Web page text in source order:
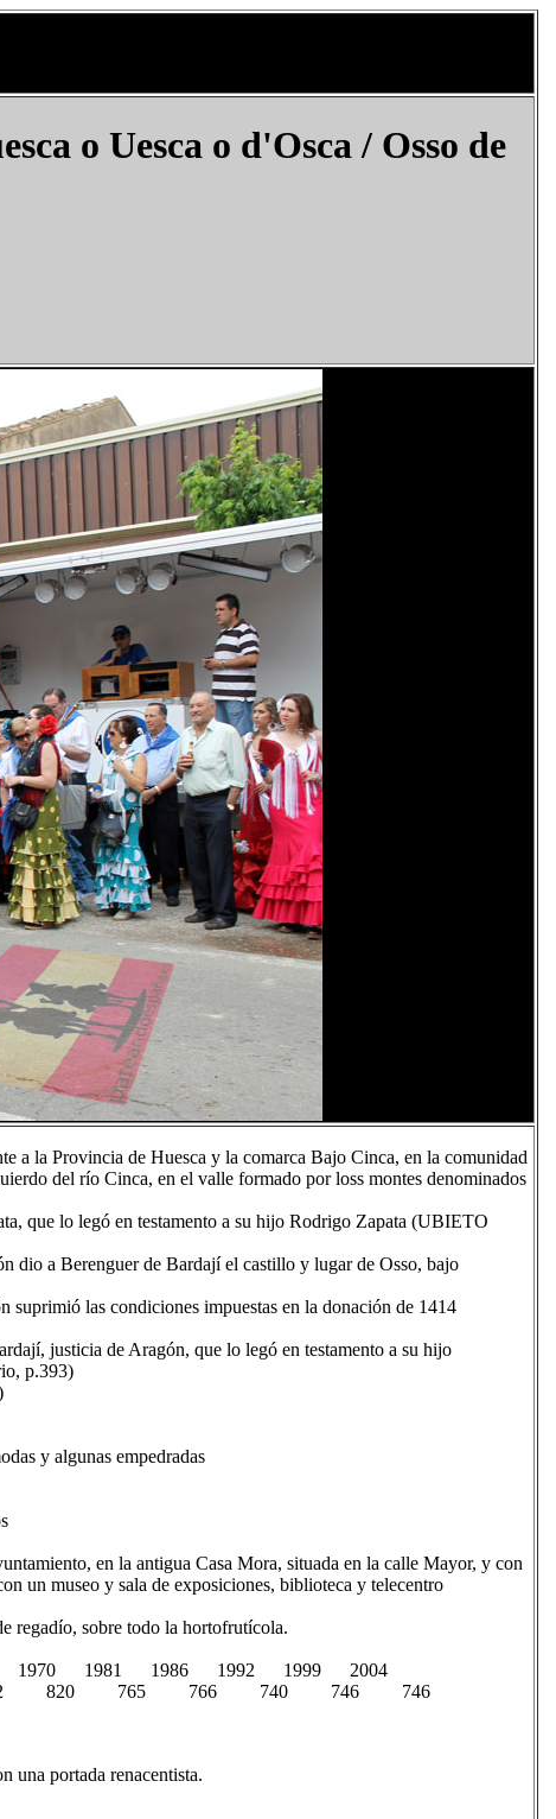
o Uesca o d'Osca/ Osso de
a la Provincia de Huesca y la comarca Bajo Cinca, en la comunidad
del río Cinca, en el valle formado por loss montes denominados
que lo legó en testamento a su hijo Rodrigo Zapata (UBIETO
dio a Berenguer de Bardají el castillo y lugar de Osso, bajo
las condiciones impuestas en la donación de 1414
justicia de Aragón, que lo legó en testamento a su hijo
p.393)
y algunas empedradas
en la antigua Casa Mora, situada en la calle Mayor, y con
un museo y sala de exposiciones, biblioteca y telecentro
regadío, sobre todo la hortofrutícola.
1981 1986 1992 1999 2004
820 765 766 740 746 746
una portada renacentista.